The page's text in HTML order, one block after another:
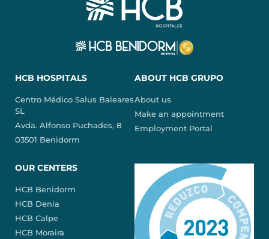
HCB HOSPITALS
Centro Médico Salus Baleares
SL
Avda. Alfonso Puchades, 8
03501 Benidorm
ABOUT HCB GRUPO
About us
Make an appointment
Employment Portal
OUR CENTERS
HCB Benidorm
HCB Denia
HCB Calpe
HCB Moraira